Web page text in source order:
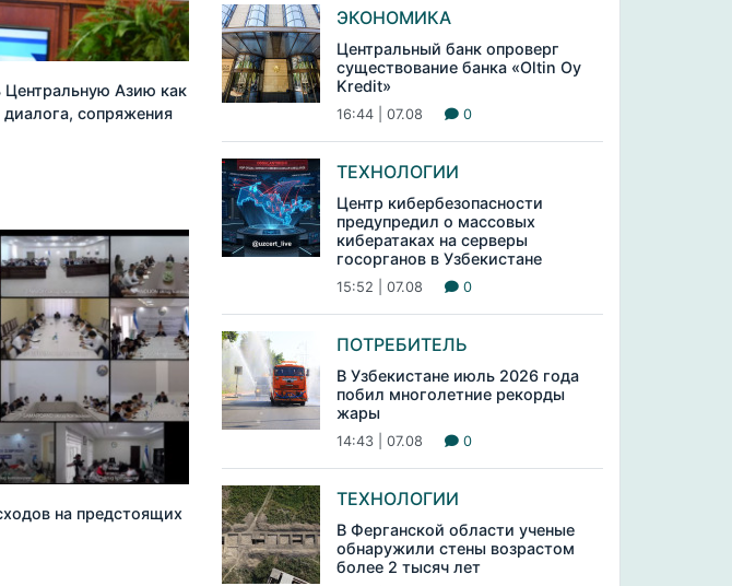
Азию как
сопряжения
на предстоящих
ЭКОНОМИКА
Центральный банк опроверг
существование банка «Oltin Oy
Kredit»
16:44 | 07.08 0
ТЕХНОЛОГИИ
Центр кибербезопасности
предупредил о массовых
кибератаках на серверы
госорганов в Узбекистане
15:52 | 07.08 0
ПОТРЕБИТЕЛЬ
В Узбекистане июль 2026 года
побил многолетние рекорды
жары
14:43 | 07.08 0
ТЕХНОЛОГИИ
В Ферганской области ученые
обнаружили стены возрастом
более 2 тысяч лет